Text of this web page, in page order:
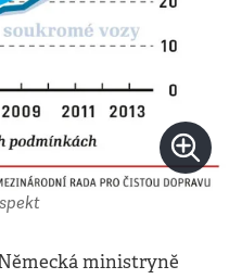
ministryně